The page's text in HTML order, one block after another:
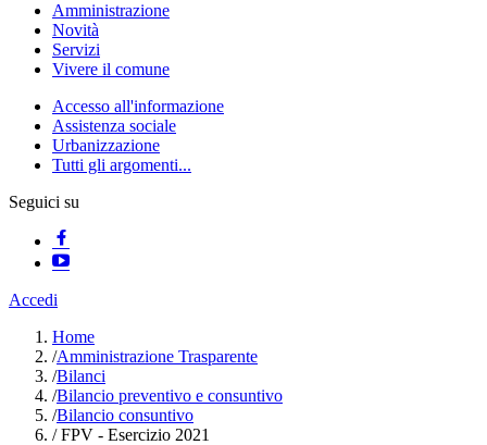
Amministrazione
Novità
Servizi
Vivere il comune
Accesso all'informazione
Assistenza sociale
Urbanizzazione
Tutti gli argomenti...
Seguici su
Accedi
Home
/Amministrazione Trasparente
/Bilanci
/Bilancio preventivo e consuntivo
/Bilancio consuntivo
/FPV - Esercizio 2021